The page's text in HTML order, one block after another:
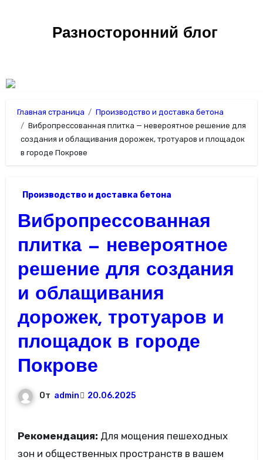
содержимомуРазносторонний блог
Главная страница
Производство и доставка бетона
Вибропрессованная плитка — невероятное решение для
создания и облащивания дорожек, тротуаров и площадок
в городе Покрове
Производство и доставка бетона
Вибропрессованная
плитка — невероятное
решение для создания
и облащивания
дорожек, тротуаров и
площадок в городе
Покрове
От admin 20.06.2025
Рекомендация: Для мощения пешеходных
зон и общественных пространств в вашем